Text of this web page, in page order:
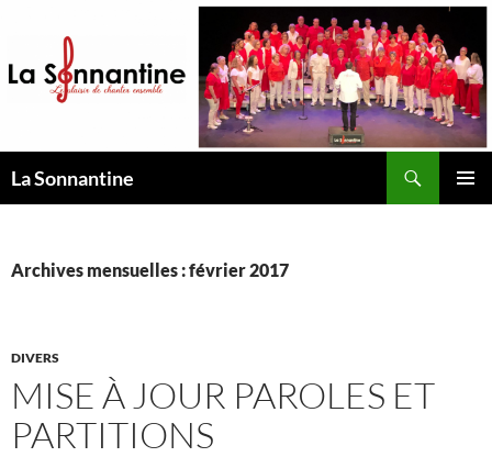
contenu
La Sonnantine
Archives mensuelles : février 2017
DIVERS
MISE À JOUR PAROLES ET
PARTITIONS